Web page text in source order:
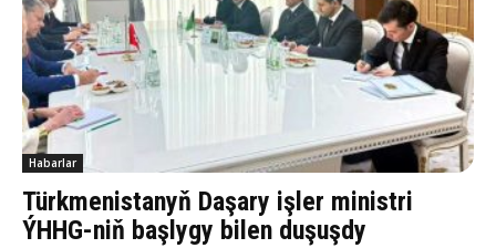
Habarlar
Türkmenistanyň Daşary işler ministri
ÝHHG-niň başlygy bilen duşuşdy